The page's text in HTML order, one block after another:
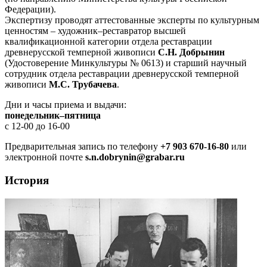
Федерации).
Экспертизу проводят аттестованные эксперты по культурным
ценностям – художник–реставратор высшей
квалификационной категории отдела реставрации
древнерусской темперной живописи С.Н. Добрынин
(Удостоверение Минкультуры № 0613) и старший научный
сотрудник отдела реставрации древнерусской темперной
живописи М.С. Трубачева.
Дни и часы приема и выдачи:
понедельник–пятница
с 12-00 до 16-00
Предварительная запись по телефону +7 903 670-16-80 или
электронной почте s.n.dobrynin@grabar.ru
История